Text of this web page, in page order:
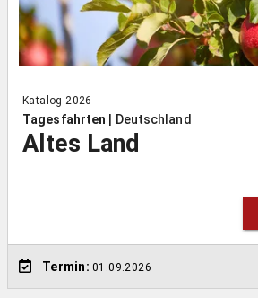
Katalog 2026
Tagesfahrten Deutschland
Altes Land
Termin: 01.09.2026